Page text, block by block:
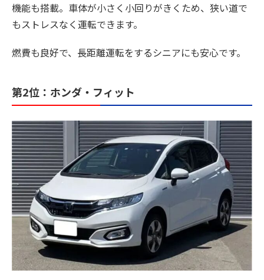
機能も搭載。車体が小さく小回りがきくため、狭い道で
もストレスなく運転できます。
燃費も良好で、長距離運転をするシニアにも安心です。
第2位：ホンダ・フィット